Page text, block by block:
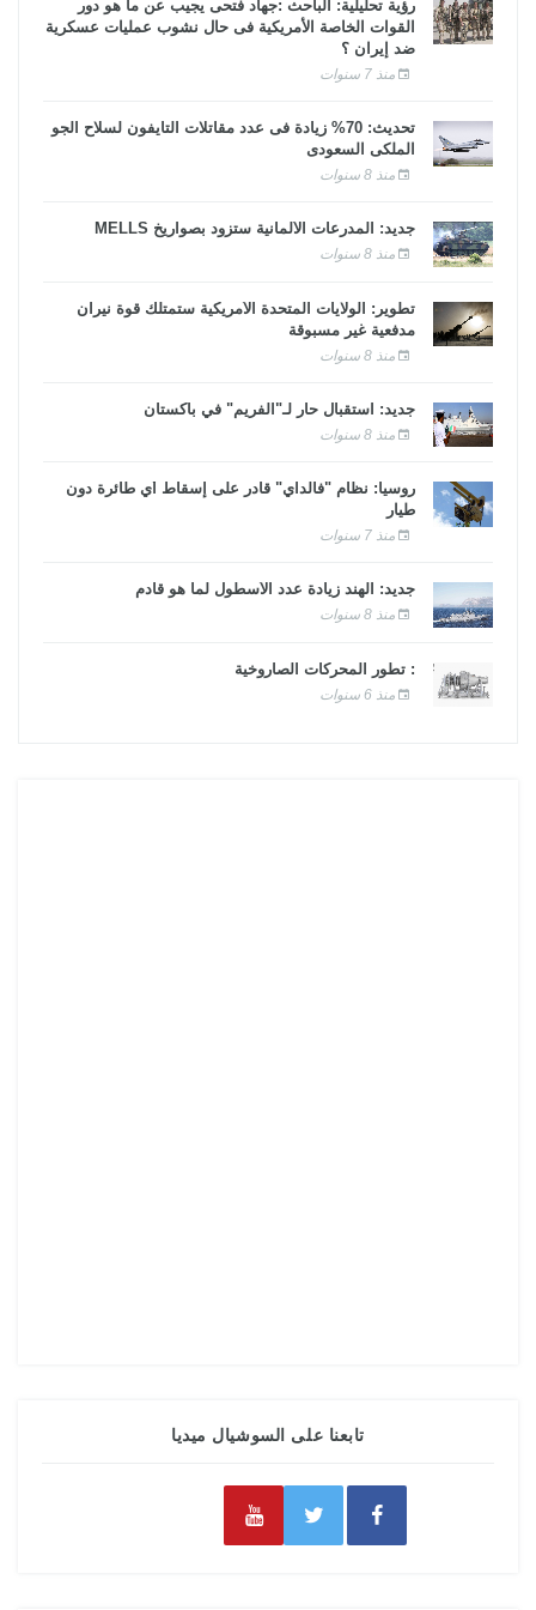
رؤية تحليلية: الباحث :جهاد فتحى يجيب عن ما هو دور
القوات الخاصة الأمريكية فى حال نشوب عمليات عسكرية
ضد إيران ؟
منذ 7 سنوات
تحديث: 70% زيادة فى عدد مقاتلات التايفون لسلاح الجو
الملكى السعودى
منذ 8 سنوات
جديد: المدرعات الألمانية ستزود بصواريخ MELLS
منذ 8 سنوات
تطوير: الولايات المتحدة الأمريكية ستمتلك قوة نيران
مدفعية غير مسبوقة
منذ 8 سنوات
جديد: استقبال حار لـ"الفريم" في باكستان
منذ 8 سنوات
روسيا: نظام "فالداي" قادر على إسقاط أي طائرة دون
طيار
منذ 7 سنوات
جديد: الهند زيادة عدد الأسطول لما هو قادم
منذ 8 سنوات
: تطور المحركات الصاروخية
منذ 6 سنوات
تابعنا على السوشيال ميديا